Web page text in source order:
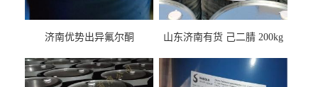
济南优势出异氟尔酮
山东济南有货 己二腈 200kg